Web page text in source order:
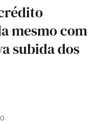
mesmo com
subida dos